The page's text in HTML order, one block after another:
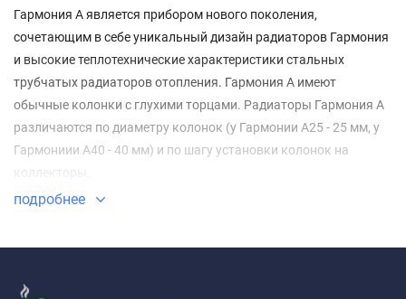
Гармония А является прибором нового поколения,
сочетающим в себе уникальный дизайн радиаторов Гармония
и высокие теплотехнические характеристики стальных
трубчатых радиаторов отопления. Гармония А имеют
обычные колонки с глухими торцами. Радиаторы Гармония А
различаются по диаметру колонок (у Гармонии А25 - 25 мм, у
Гармониии А40 - 40 мм) и по шагу установки колонок на
коллекторы.
подробнее